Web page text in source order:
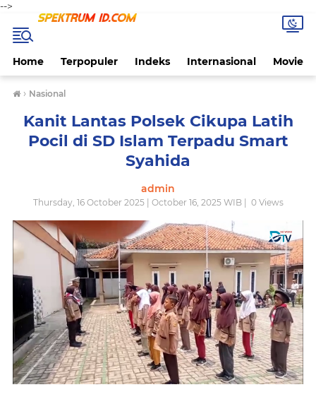
-->
Home Terpopuler Indeks Internasional Movie
› Nasional
Kanit Lantas Polsek Cikupa Latih
Pocil di SD Islam Terpadu Smart
Syahida
admin
Thursday, 16 October 2025 | October 16, 2025 WIB | 0Views